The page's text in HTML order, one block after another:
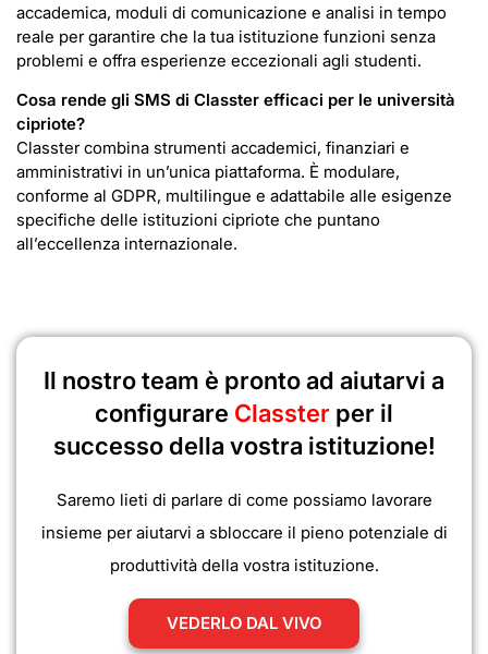
accademica, moduli di comunicazione e analisi in tempo
reale per garantire che la tua istituzione funzioni senza
problemi e offra esperienze eccezionali agli studenti.
Cosa rende gli SMS di Classter efficaci per le università
cipriote?
Classter combina strumenti accademici, finanziari e
amministrativi in un’unica piattaforma. È modulare,
conforme al GDPR, multilingue e adattabile alle esigenze
specifiche delle istituzioni cipriote che puntano
all’eccellenza internazionale.
Il nostro team è pronto ad aiutarvi a
configurare Classter per il
successo della vostra istituzione!
Saremo lieti di parlare di come possiamo lavorare
insieme per aiutarvi a sbloccare il pieno potenziale di
produttività della vostra istituzione.
VEDERLO DAL VIVO